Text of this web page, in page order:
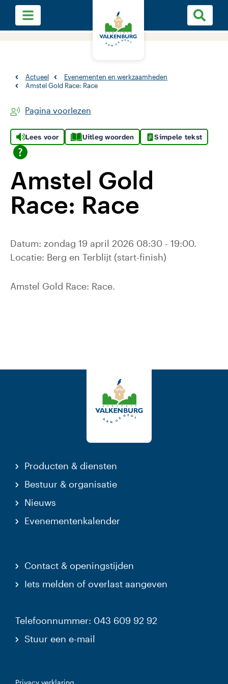
Actueel
Evenementen en werkzaamheden
Amstel Gold Race: Race
Pagina voorlezen
Lees voor Uitleg woorden Simpele tekst
Amstel Gold
Race: Race
Datum: zondag 19 april 2026 08:30 - 19:00.
Locatie: Berg en Terblijt (start-finish)
Amstel Gold Race: Race.
Producten & diensten
Bestuur & organisatie
Nieuws
Evenementenkalender
Contact & openingstijden
Iets melden of overlast aangeven
Telefoonnummer: 043 609 92 92
Stuur een e-mail
Privacy verklaring